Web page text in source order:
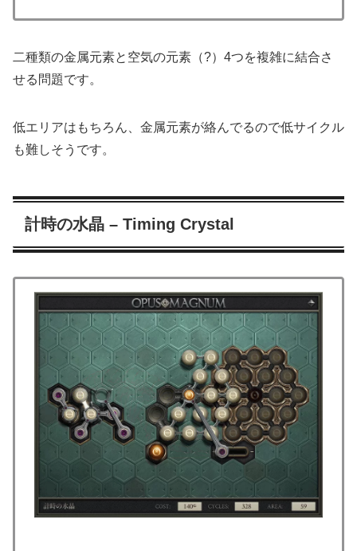
二種類の金属元素と空気の元素（?）4つを複雑に結合さ
せる問題です。
低エリアはもちろん、金属元素が絡んでるので低サイクル
も難しそうです。
計時の水晶 – Timing Crystal